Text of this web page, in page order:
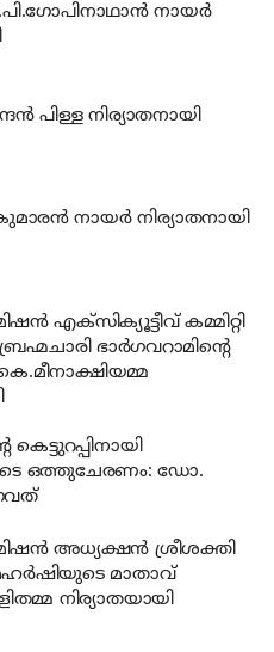
നായര്‍
പിള്ള നിര്യാതനായി
നായര്‍ നിര്യാതനായി
എക്‌സിക്യൂട്ടീവ് കമ്മിറ്റി
ഭാര്‍ഗവറാമിന്റെ
കെട്ടുറപ്പിനായി
ഒത്തുചേരണം: ഡോ.
അധ്യക്ഷന്‍ ശ്രീശക്തി
മാതാവ്
നിര്യാതയായി